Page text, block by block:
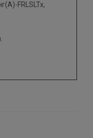
FRLSLTx,